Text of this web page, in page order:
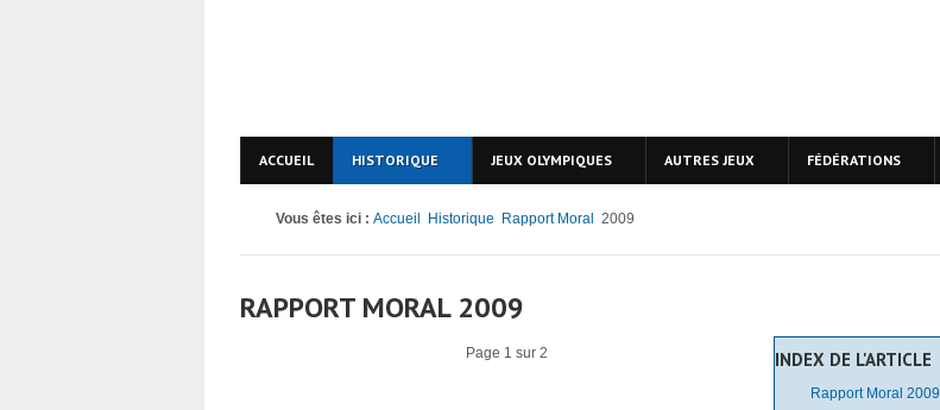
ACCUEIL HISTORIQUE JEUX OLYMPIQUES AUTRES JEUX FÉDÉRATIONS
Vous êtes ici : Accueil Historique Rapport Moral 2009
RAPPORT MORAL 2009
INDEX DE L'ARTICLE
Rapport Moral 2009
Page 1 sur 2